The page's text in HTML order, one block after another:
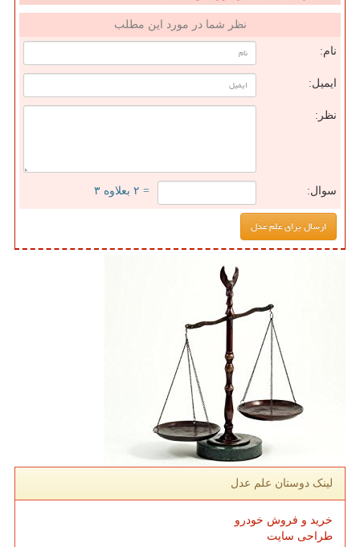
نظر شما در مورد این مطلب
نام:
ایمیل:
نظر:
سوال: = ۲ بعلاوه ۳
لینک دوستان علم عدل
خرید و فروش خودرو
طراحی سایت